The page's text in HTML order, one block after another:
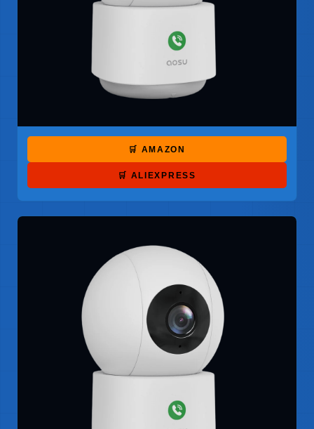
🛒 AMAZON
🛒 ALIEXPRESS